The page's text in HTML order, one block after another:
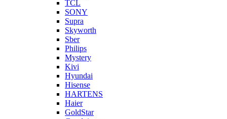
TCL
SONY
Supra
Skyworth
Sber
Philips
Mystery
Kivi
Hyundai
Hisense
HARTENS
Haier
GoldStar